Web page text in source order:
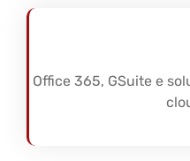
Office 365, GSuite e